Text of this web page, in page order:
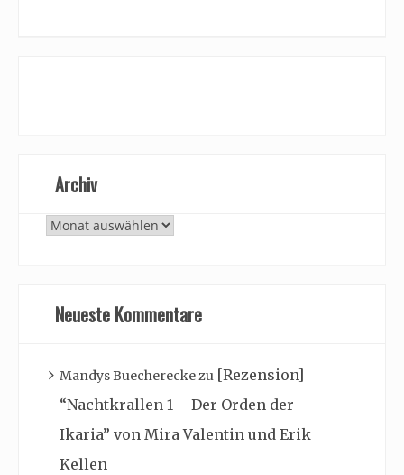
Archiv
Archiv
Neueste Kommentare
Mandys Buechereckezu [Rezension]
“Nachtkrallen 1 – Der Orden der
Ikaria” von Mira Valentin und Erik
Kellen